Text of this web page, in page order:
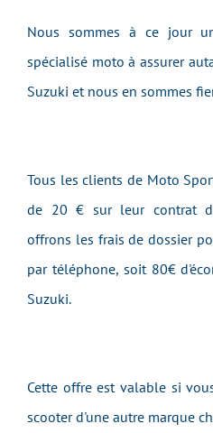
Nous sommes à ce jour
spécialisé moto à assurer
Suzuki et nous en sommes
Tous les clients de Moto
de 20 € sur leur contrat
offrons les frais de dossier
par téléphone, soit 80€
Suzuki.
Cette offre est valable si
scooter d'une autre marque